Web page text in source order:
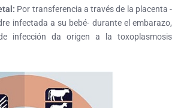
Por transferencia a través de la placenta -
infectada a su bebé- durante el embarazo,
infección da origen a la toxoplasmosis